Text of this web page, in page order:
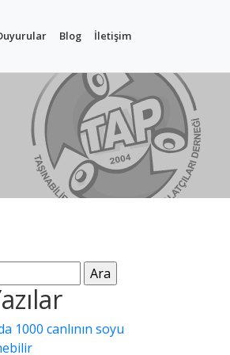
Blog İletişim
1000 canlının soyu